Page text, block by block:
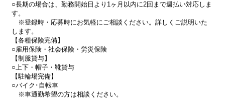
○長期の場合は、勤務開始日より1ヶ月以内に2回まで週払い対応しま
す。
※登録時・応募時にお気軽にご相談ください。詳しくご説明いた
します。
【各種保険完備】
○雇用保険・社会保険・労災保険
【制服貸与】
○上下・帽子・靴貸与
【駐輪場完備】
○バイク･自転車
※車通勤希望の方は相談ください。